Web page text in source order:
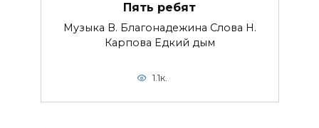
Пять ребят
Музыка В. Благонадежина Слова Н.
Карпова Едкий дым
1.1к.